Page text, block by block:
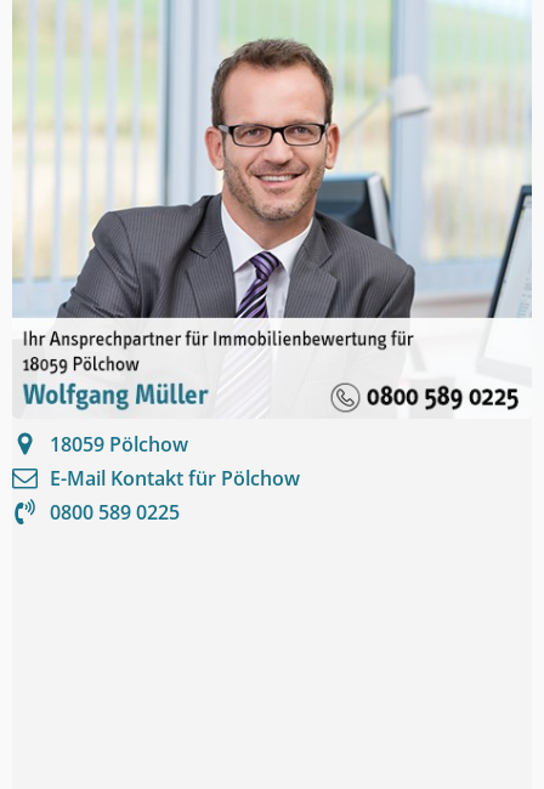
18059 Pölchow
E-Mail Kontakt für Pölchow
0800 589 0225